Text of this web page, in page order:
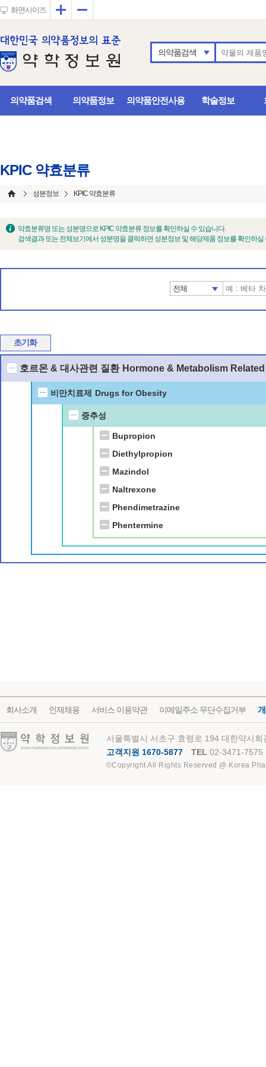
화면사이즈 확대
의약품검색
의약품검색 의약품정보 의약품안전사용 학술정보
KPIC 약효분류
성분정보 KPIC 약효분류
약효분류명 또는 성분명으로 KPIC 약효분류 정보를 확인하실 수 있습니다.
검색결과 또는 전체보기에서 성분명을 클릭하면 성분정보 및 해당제품 정보를 확인하실
전체
초기화
호르몬 & 대사관련 질환 Hormone & Metabolism
비만치료제 Drugs for Obesity
중추성
Bupropion
Diethylpropion
Mazindol
Naltrexone
Phendimetrazine
Phentermine
회사소개 인재채용 서비스 이용약관 이메일주소 무단수집거부
약학정보원
서울특별시 서초구 효령로 194 대한약사
고객지원 1670-5877
TEL 02-3471-7575
©Copyright All Rights Reserved @ Korea